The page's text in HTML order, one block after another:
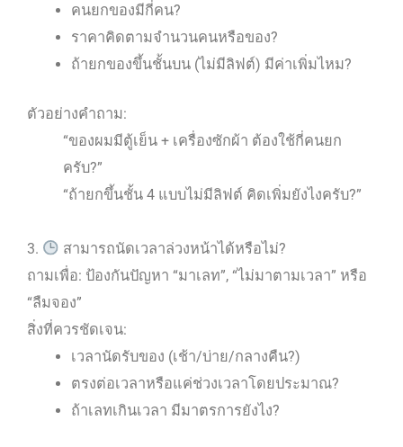
คนยกของมีกี่คน?
ราคาคิดตามจำนวนคนหรือของ?
ถ้ายกของขึ้นชั้นบน (ไม่มีลิฟต์) มีค่าเพิ่มไหม?
ตัวอย่างคำถาม:
“ของผมมีตู้เย็น + เครื่องซักผ้า ต้องใช้กี่คนยก
ครับ?”
“ถ้ายกขึ้นชั้น 4 แบบไม่มีลิฟต์ คิดเพิ่มยังไงครับ?”
3.
สามารถนัดเวลาล่วงหน้าได้หรือไม่?
ถามเพื่อ: ป้องกันปัญหา “มาเลท”, “ไม่มาตามเวลา” หรือ
“ลืมจอง”
สิ่งที่ควรชัดเจน:
เวลานัดรับของ (เช้า/บ่าย/กลางคืน?)
ตรงต่อเวลาหรือแค่ช่วงเวลาโดยประมาณ?
ถ้าเลทเกินเวลา มีมาตรการยังไง?